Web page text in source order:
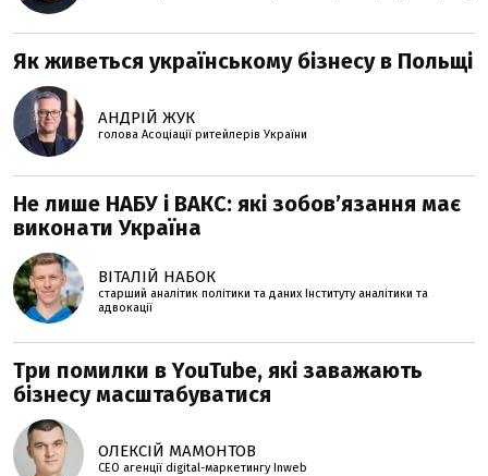
Як живеться українському бізнесу в Польщі
АНДРІЙ ЖУК
голова Асоціації ритейлерів України
Не лише НАБУ і ВАКС: які зобов’язання має
виконати Україна
ВІТАЛІЙ НАБОК
старший аналітик політики та даних Інституту аналітики та
адвокації
Три помилки в YouTube, які заважають
бізнесу масштабуватися
ОЛЕКСІЙ МАМОНТОВ
CEO агенції digital-маркетингу Inweb